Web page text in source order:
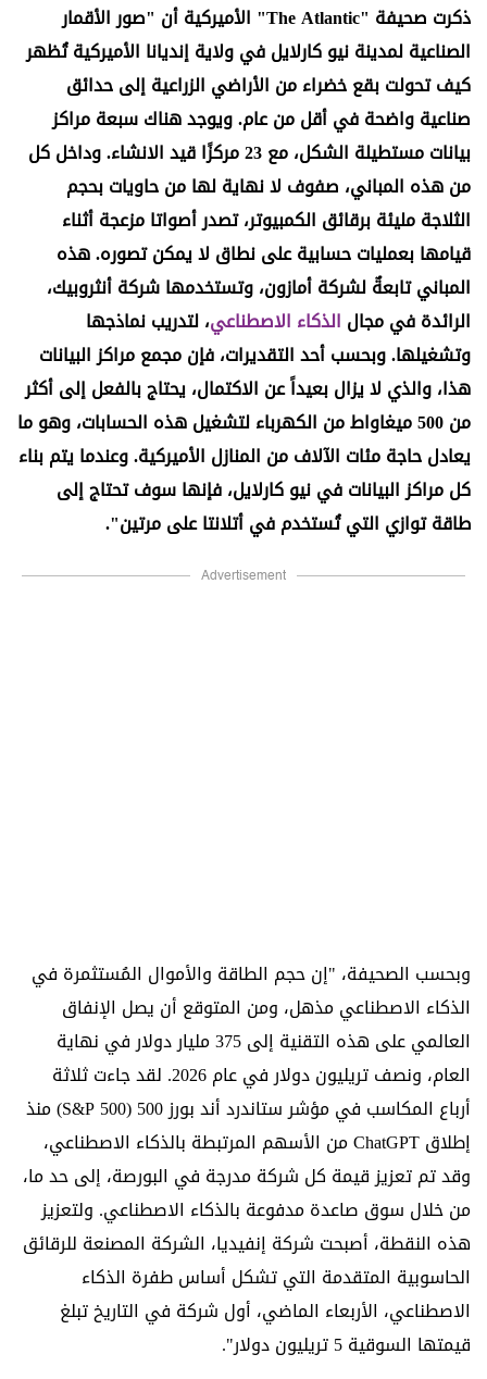
ذكرت صحيفة "The Atlantic" الأميركية أن "صور الأقمار
الصناعية لمدينة نيو كارلايل في ولاية إنديانا الأميركية تُظهر
كيف تحولت بقع خضراء من الأراضي الزراعية إلى حدائق
صناعية واضحة في أقل من عام. ويوجد هناك سبعة مراكز
بيانات مستطيلة الشكل، مع 23 مركزًا قيد الانشاء. وداخل كل
من هذه المباني، صفوف لا نهاية لها من حاويات بحجم
الثلاجة مليئة برقائق الكمبيوتر، تصدر أصواتا مزعجة أثناء
قيامها بعمليات حسابية على نطاق لا يمكن تصوره. هذه
المباني تابعةٌ لشركة أمازون، وتستخدمها شركة أنثروبيك،
الرائدة في مجال الذكاء الاصطناعي، لتدريب نماذجها
وتشغيلها. وبحسب أحد التقديرات، فإن مجمع مراكز البيانات
هذا، والذي لا يزال بعيداً عن الاكتمال، يحتاج بالفعل إلى أكثر
من 500 ميغاواط من الكهرباء لتشغيل هذه الحسابات، وهو ما
يعادل حاجة مئات الآلاف من المنازل الأميركية. وعندما يتم بناء
كل مراكز البيانات في نيو كارلايل، فإنها سوف تحتاج إلى
طاقة توازي التي تُستخدم في أتلانتا على مرتين".
Advertisement
وبحسب الصحيفة، "إن حجم الطاقة والأموال المُستثمرة في
الذكاء الاصطناعي مذهل، ومن المتوقع أن يصل الإنفاق
العالمي على هذه التقنية إلى 375 مليار دولار في نهاية
العام، ونصف تريليون دولار في عام 2026. لقد جاءت ثلاثة
أرباع المكاسب في مؤشر ستاندرد أند بورز 500 (S&P 500) منذ
إطلاق ChatGPT من الأسهم المرتبطة بالذكاء الاصطناعي،
وقد تم تعزيز قيمة كل شركة مدرجة في البورصة، إلى حد ما،
من خلال سوق صاعدة مدفوعة بالذكاء الاصطناعي. ولتعزيز
هذه النقطة، أصبحت شركة إنفيديا، الشركة المصنعة للرقائق
الحاسوبية المتقدمة التي تشكل أساس طفرة الذكاء
الاصطناعي، الأربعاء الماضي، أول شركة في التاريخ تبلغ
قيمتها السوقية 5 تريليون دولار".